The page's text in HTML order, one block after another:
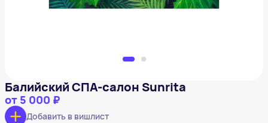
Балийский СПА-салон Sunrita
от 5 000 ₽
Добавить в вишлист